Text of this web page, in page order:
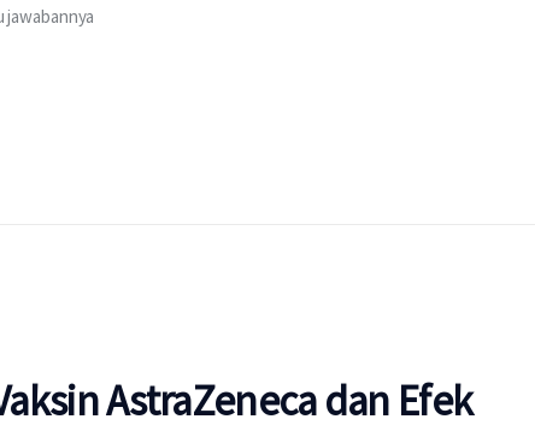
AstraZeneca dan Efek